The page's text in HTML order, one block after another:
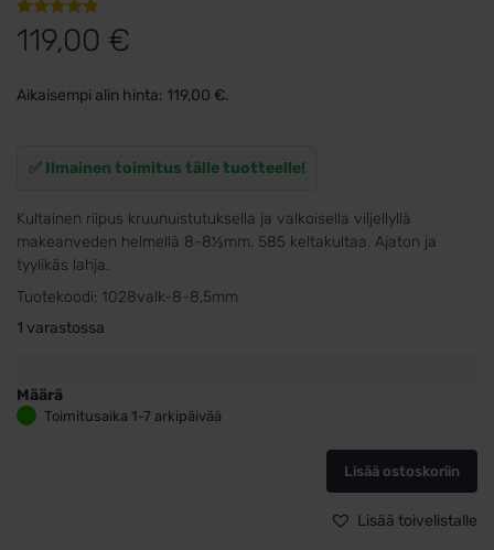
Arvio 5.00
5:stä
1
asiakkaan
119,00 €
Aikaisempi alin hinta: 119,00 €.
✅ Ilmainen toimitus tälle tuotteelle!
Kultainen riipus kruunuistutuksella ja valkoisella viljellyllä
makeanveden helmellä 8-8½mm. 585 keltakultaa. Ajaton ja
tyylikäs lahja.
Tuotekoodi: 1028valk-8-8,5mm
1 varastossa
Määrä
Helmiriipus
Toimitusaika 1-7 arkipäivää
Lisää ostoskoriin
Lisää toivelistalle